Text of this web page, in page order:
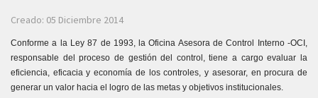
Creado: 05 Diciembre 2014
Conforme a la Ley 87 de 1993, la Oficina Asesora de Control Interno -OCI,
responsable del proceso de gestión del control, tiene a cargo evaluar la
eficiencia, eficacia y economía de los controles, y asesorar, en procura de
generar un valor hacia el logro de las metas y objetivos institucionales.